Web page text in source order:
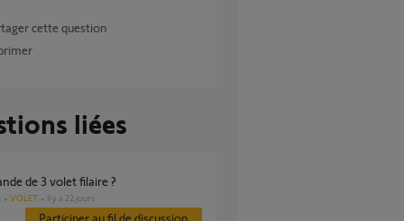
cette question
liées
de 3 volet filaire ?
VOLET il y a 22 jours
Participer au fil de discussion